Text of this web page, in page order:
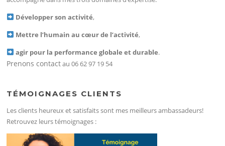
Développer son activité,
Mettre l’humain au cœur de l’activité,
agir pour la performance globale et durable.
Prenons contactau 06 62 97 19 54
TÉMOIGNAGES CLIENTS
Les clients heureux et satisfaits sont mes meilleurs ambassadeurs!
Retrouvez leurs témoignages :